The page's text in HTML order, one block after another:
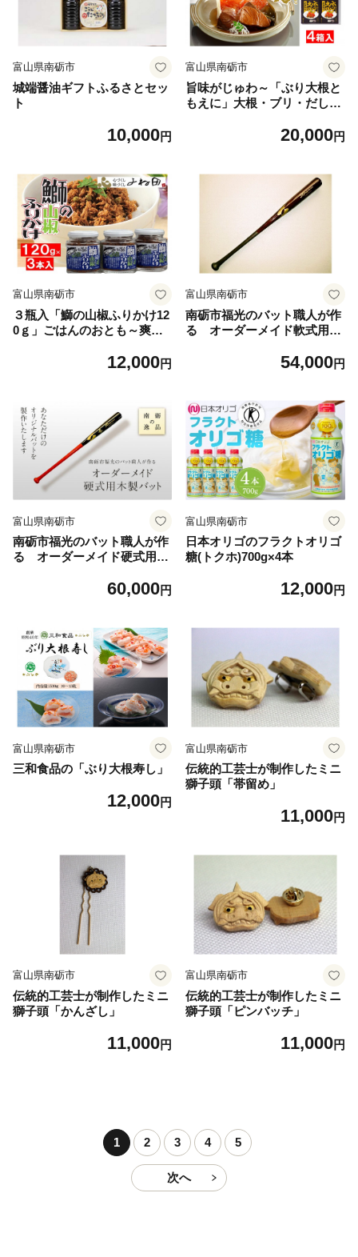
富山県南砺市
城端醤油ギフトふるさとセッ
ト
10,000円
富山県南砺市
旨味がじゅわ～「ぶり大根と
もえに」大根・ブリ・だしの
20,000円
富山県南砺市
３瓶入「鰤の山椒ふりかけ12
0ｇ」ごはんのおとも～爽や
12,000円
富山県南砺市
南砺市福光のバット職人が作
る オーダーメイド軟式用木
54,000円
富山県南砺市
南砺市福光のバット職人が作
る オーダーメイド硬式用木
60,000円
富山県南砺市
日本オリゴのフラクトオリゴ
糖(トクホ)700g×4本
12,000円
富山県南砺市
三和食品の「ぶり大根寿し」
12,000円
富山県南砺市
伝統的工芸士が制作したミニ
獅子頭「帯留め」
11,000円
富山県南砺市
伝統的工芸士が制作したミニ
獅子頭「かんざし」
11,000円
富山県南砺市
伝統的工芸士が制作したミニ
獅子頭「ピンバッチ」
11,000円
1 2 3 4 5
次へ